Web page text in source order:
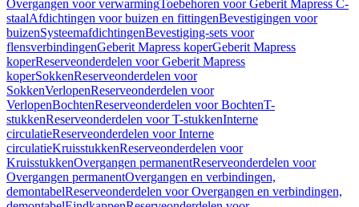
Overgangen voor verwarmingToebehoren voor Geberit Mapress C-
staalAfdichtingen voor buizen en fittingenBevestigingen voor
buizenSysteemafdichtingenBevestiging-sets voor
flensverbindingenGeberit Mapress koperGeberit Mapress
koperReserveonderdelen voor Geberit Mapress
koperSokkenReserveonderdelen voor
SokkenVerlopenReserveonderdelen voor
VerlopenBochtenReserveonderdelen voor BochtenT-
stukkenReserveonderdelen voor T-stukkenInterne
circulatieReserveonderdelen voor Interne
circulatieKruisstukkenReserveonderdelen voor
KruisstukkenOvergangen permanentReserveonderdelen voor
Overgangen permanentOvergangen en verbindingen,
demontabelReserveonderdelen voor Overgangen en verbindingen,